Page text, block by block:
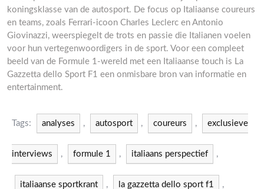
koningsklasse van de autosport. De focus op Italiaanse coureurs
en teams, zoals Ferrari-icoon Charles Leclerc en Antonio
Giovinazzi, weerspiegelt de trots en passie die Italianen voelen
voor hun vertegenwoordigers in de sport. Voor een compleet
beeld van de Formule 1-wereld met een Italiaanse touch is La
Gazzetta dello Sport F1 een onmisbare bron van informatie en
entertainment.
Tags: analyses , autosport , coureurs , exclusieve
interviews , formule 1 , italiaans perspectief ,
italiaanse sportkrant , la gazzetta dello sport f1 ,